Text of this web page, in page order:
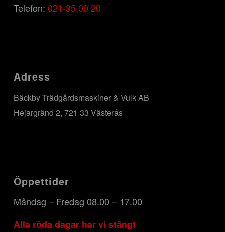
Telefon: 021-35 00 20
Adress
Bäckby Trädgårdsmaskiner & Vulk AB
Hejargränd 2, 721 33 Västerås
Öppettider
Måndag – Fredag 08.00 – 17.00
Alla röda dagar har vi stängt